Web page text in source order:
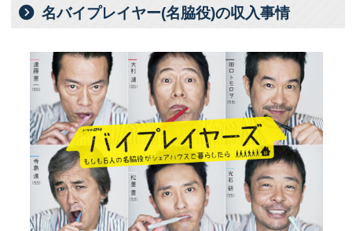
名バイプレイヤー(名脇役)の収入事情